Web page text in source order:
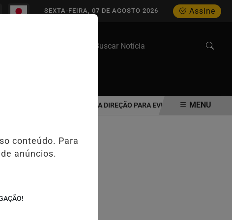
Assine
SEXTA-FEIRA, 07 DE AGOSTO 2026
IDOSO DEVE REAVALIAR A DIREÇÃO PARA EVITAR ACIDENTES NO
MENU
conteúdo. Para
anúncios.